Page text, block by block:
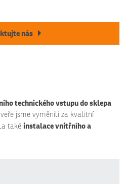
nás
technického vstupu do sklepa
jsme vyměnili za kvalitní
takéinstalace vnitřního a